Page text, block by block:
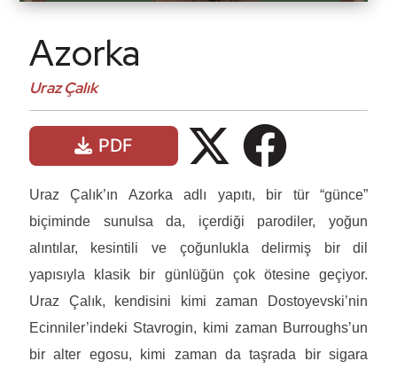
Azorka
Uraz Çalık
PDF
Uraz Çalık’ın Azorka adlı yapıtı, bir tür “günce”
biçiminde sunulsa da, içerdiği parodiler, yoğun
alıntılar, kesintili ve çoğunlukla delirmiş bir dil
yapısıyla klasik bir günlüğün çok ötesine geçiyor.
Uraz Çalık, kendisini kimi zaman Dostoyevski’nin
Ecinniler’indeki Stavrogin, kimi zaman Burroughs’un
bir alter egosu, kimi zaman da taşrada bir sigara